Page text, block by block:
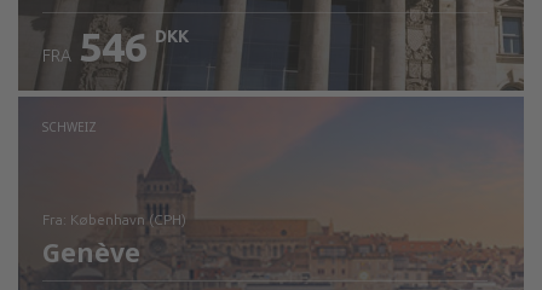
FRA 546 DKK
SCHWEIZ
fra: København (CPH)
Genève